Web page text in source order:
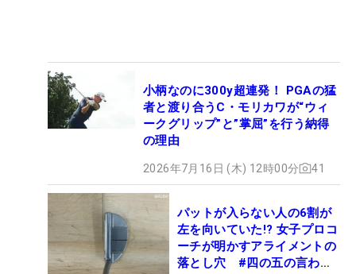
小柄なのに300y超連発！ PGAの猛
者と渡り合うC・モリカワが“ウィ
ークグリップ”と”掌屈”を行う納得
の理由
2026年7月16日 (木) 12時00分 41
パットが入らない人の6割が
左を向いていた!? 女子プロコ
ーチが明かすアライメントの
落とし穴 #四の五の言わず